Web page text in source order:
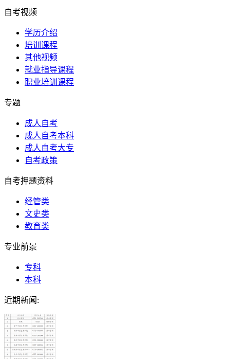
自考视频
学历介绍
培训课程
其他视频
就业指导课程
职业培训课程
专题
成人自考
成人自考本科
成人自考大专
自考政策
自考押题资料
经管类
文史类
教育类
专业前景
专科
本科
近期新闻: